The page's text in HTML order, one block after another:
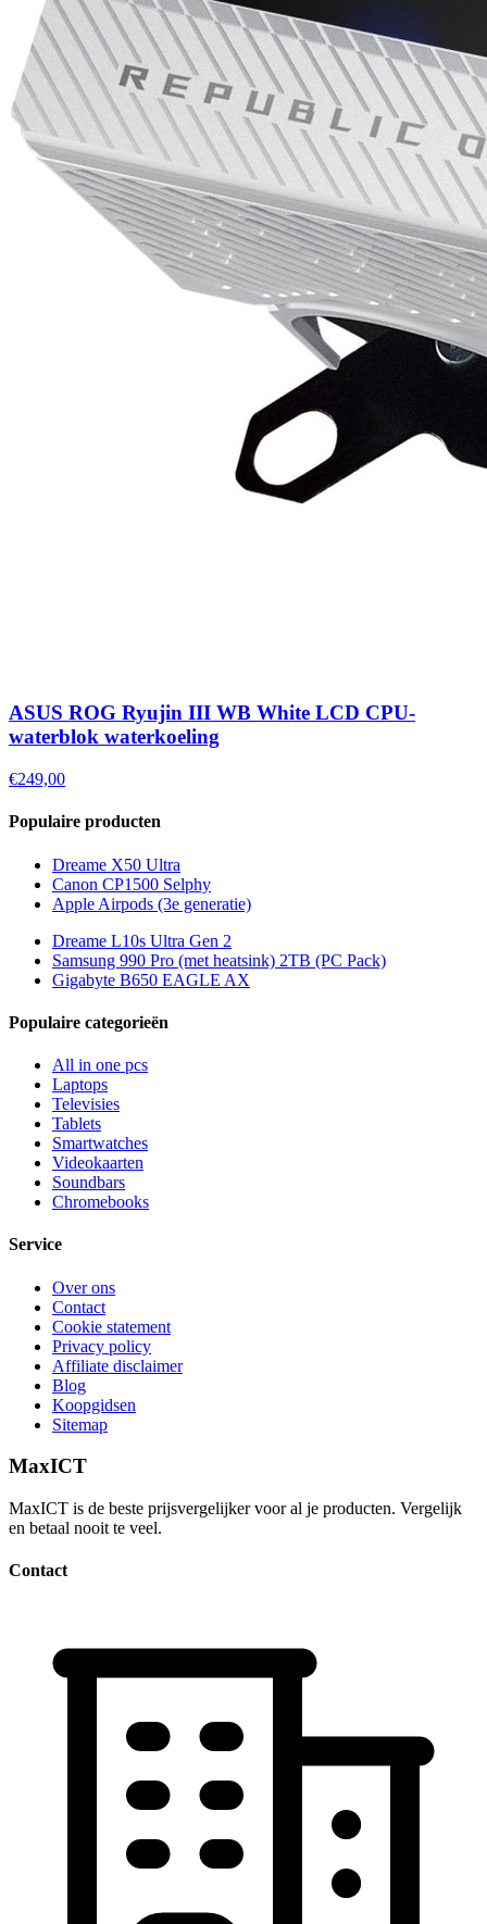
ASUS ROG Ryujin III WB White LCD CPU-
waterblok waterkoeling
€249,00
Populaire producten
Dreame X50 Ultra
Canon CP1500 Selphy
Apple Airpods (3e generatie)
Dreame L10s Ultra Gen 2
Samsung 990 Pro (met heatsink) 2TB (PC Pack)
Gigabyte B650 EAGLE AX
Populaire categorieën
All in one pcs
Laptops
Televisies
Tablets
Smartwatches
Videokaarten
Soundbars
Chromebooks
Service
Over ons
Contact
Cookie statement
Privacy policy
Affiliate disclaimer
Blog
Koopgidsen
Sitemap
MaxICT
MaxICT is de beste prijsvergelijker voor al je producten. Vergelijk
en betaal nooit te veel.
Contact